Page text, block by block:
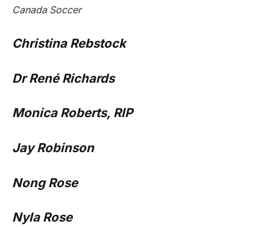
Canada Soccer
Christina Rebstock
Dr René Richards
Monica Roberts, RIP
Jay Robinson
Nong Rose
Nyla Rose